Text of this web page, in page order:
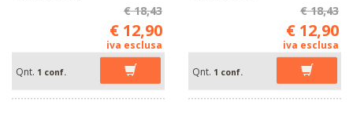
€ 18,43
€ 12,90
iva esclusa
Qnt. 1 conf.
€ 18,43
€ 12,90
iva esclusa
Qnt. 1 conf.